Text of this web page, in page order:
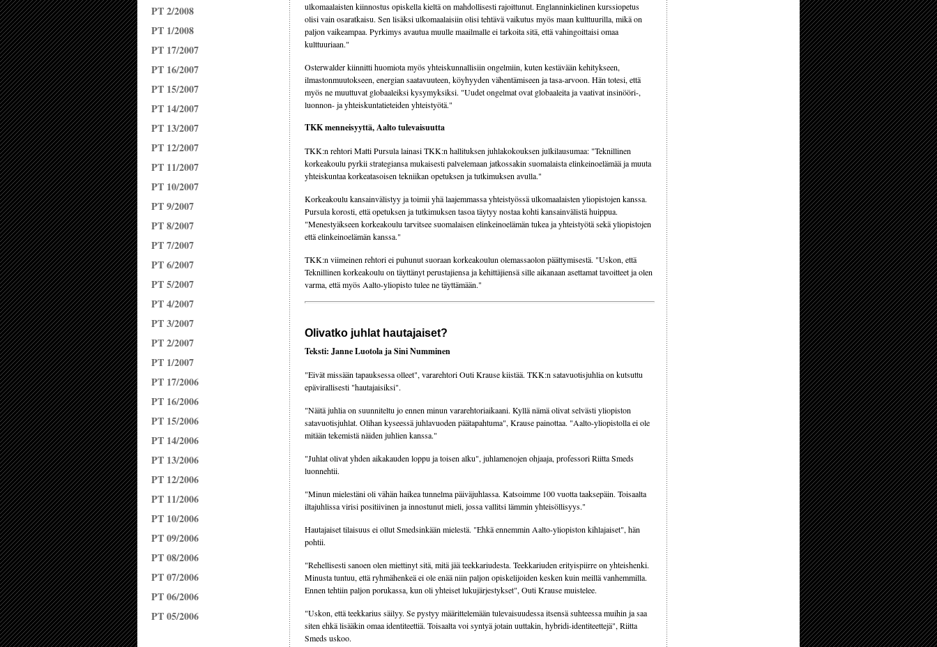
PT 2/2008
PT 1/2008
PT 17/2007
PT 16/2007
PT 15/2007
PT 14/2007
PT 13/2007
PT 12/2007
PT 11/2007
PT 10/2007
PT 9/2007
PT 8/2007
PT 7/2007
PT 6/2007
PT 5/2007
PT 4/2007
PT 3/2007
PT 2/2007
PT 1/2007
PT 17/2006
PT 16/2006
PT 15/2006
PT 14/2006
PT 13/2006
PT 12/2006
PT 11/2006
PT 10/2006
PT 09/2006
PT 08/2006
PT 07/2006
PT 06/2006
PT 05/2006
ulkomaalaisten kiinnostus opiskella kieltä on mahdollisesti rajoittunut. Englanninkielinen kurssiopetus
olisi vain osaratkaisu. Sen lisäksi ulkomaalaisiin olisi tehtävä vaikutus myös maan kulttuurilla, mikä on
paljon vaikeampaa. Pyrkimys avautua muulle maailmalle ei tarkoita sitä, että vahingoittaisi omaa
kulttuuriaan."
Osterwalder kiinnitti huomiota myös yhteiskunnallisiin ongelmiin, kuten kestävään kehitykseen,
ilmastonmuutokseen, energian saatavuuteen, köyhyyden vähentämiseen ja tasa-arvoon. Hän totesi, että
myös ne muuttuvat globaaleiksi kysymyksiksi. "Uudet ongelmat ovat globaaleita ja vaativat insinööri-,
luonnon- ja yhteiskuntatieteiden yhteistyötä."
TKK menneisyyttä, Aalto tulevaisuutta
TKK:n rehtori Matti Pursula lainasi TKK:n hallituksen juhlakokouksen julkilausumaa: "Teknillinen
korkeakoulu pyrkii strategiansa mukaisesti palvelemaan jatkossakin suomalaista elinkeinoelämää ja muuta
yhteiskuntaa korkeatasoisen tekniikan opetuksen ja tutkimuksen avulla."
Korkeakoulu kansainvälistyy ja toimii yhä laajemmassa yhteistyössä ulkomaalaisten yliopistojen kanssa.
Pursula korosti, että opetuksen ja tutkimuksen tasoa täytyy nostaa kohti kansainvälistä huippua.
"Menestyäkseen korkeakoulu tarvitsee suomalaisen elinkeinoelämän tukea ja yhteistyötä sekä yliopistojen
että elinkeinoelämän kanssa."
TKK:n viimeinen rehtori ei puhunut suoraan korkeakoulun olemassaolon päättymisestä. "Uskon, että
Teknillinen korkeakoulu on täyttänyt perustajiensa ja kehittäjiensä sille aikanaan asettamat tavoitteet ja olen
varma, että myös Aalto-yliopisto tulee ne täyttämään."
Olivatko juhlat hautajaiset?
Teksti: Janne Luotola ja Sini Numminen
"Eivät missään tapauksessa olleet", vararehtori Outi Krause kiistää. TKK:n satavuotisjuhlia on kutsuttu
epävirallisesti "hautajaisiksi".
"Näitä juhlia on suunniteltu jo ennen minun vararehtoriaikaani. Kyllä nämä olivat selvästi yliopiston
satavuotisjuhlat. Olihan kyseessä juhlavuoden päätapahtuma", Krause painottaa. "Aalto-yliopistolla ei ole
mitään tekemistä näiden juhlien kanssa."
"Juhlat olivat yhden aikakauden loppu ja toisen alku", juhlamenojen ohjaaja, professori Riitta Smeds
luonnehtii.
"Minun mielestäni oli vähän haikea tunnelma päiväjuhlassa. Katsoimme 100 vuotta taaksepäin. Toisaalta
iltajuhlissa virisi positiivinen ja innostunut mieli, jossa vallitsi lämmin yhteisöllisyys."
Hautajaiset tilaisuus ei ollut Smedsinkään mielestä. "Ehkä ennemmin Aalto-yliopiston kihlajaiset", hän
pohtii.
"Rehellisesti sanoen olen miettinyt sitä, mitä jää teekkariudesta. Teekkariuden erityispiirre on yhteishenki.
Minusta tuntuu, että ryhmähenkeä ei ole enää niin paljon opiskelijoiden kesken kuin meillä vanhemmilla.
Ennen tehtiin paljon porukassa, kun oli yhteiset lukujärjestykset", Outi Krause muistelee.
"Uskon, että teekkarius säilyy. Se pystyy määrittelemään tulevaisuudessa itsensä suhteessa muihin ja saa
siten ehkä lisääkin omaa identiteettiä. Toisaalta voi syntyä jotain uuttakin, hybridi-identiteettejä", Riitta
Smeds uskoo.